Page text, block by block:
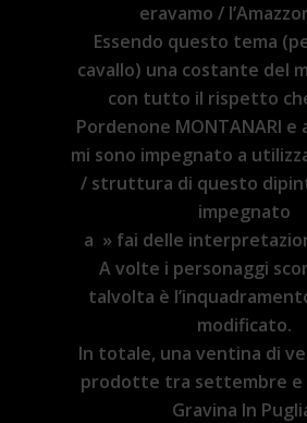
eravamo /
Essendo questo tema
cavallo) una costante del
con tutto il rispetto
Pordenone MONTANARI e
mi sono impegnato a
/ struttura di questo
impegnato
a » fai delle
A volte i personaggi
talvolta è
modificato.
In totale, una ventina di
prodotte tra settembre e
Gravina In